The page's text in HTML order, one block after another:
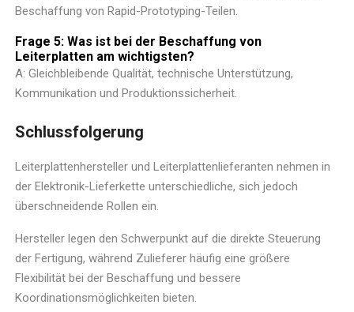
Beschaffung von Rapid-Prototyping-Teilen.
Frage 5: Was ist bei der Beschaffung von
Leiterplatten am wichtigsten?
A: Gleichbleibende Qualität, technische Unterstützung,
Kommunikation und Produktionssicherheit.
Schlussfolgerung
Leiterplattenhersteller und Leiterplattenlieferanten nehmen in
der Elektronik-Lieferkette unterschiedliche, sich jedoch
überschneidende Rollen ein.
Hersteller legen den Schwerpunkt auf die direkte Steuerung
der Fertigung, während Zulieferer häufig eine größere
Flexibilität bei der Beschaffung und bessere
Koordinationsmöglichkeiten bieten.